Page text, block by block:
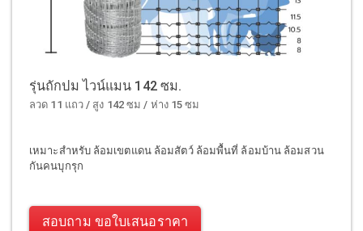
รุ่นถักปม ไวน์แมน 142 ซม.
ลวด 11 แถว / สูง 142 ซม / ห่าง 15 ซม
เหมาะสำหรับ ล้อมเขตแดน ล้อมสัตว์ ล้อมพื้นที่ ล้อมบ้าน ล้อมสวน
กันคนบุกรุก
สอบถาม ขอใบเสนอราคา